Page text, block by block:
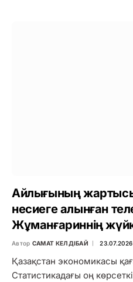
Айлығының жартысы
несиеге алынған
Жұманғариннің
Автор САМАТ КЕЛДІБАЙ
Қазақстан экономикасы
Статистикадағы оң